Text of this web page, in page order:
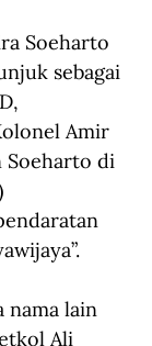
Soeharto
sebagai
Amir
Soeharto di
nama lain
Ali